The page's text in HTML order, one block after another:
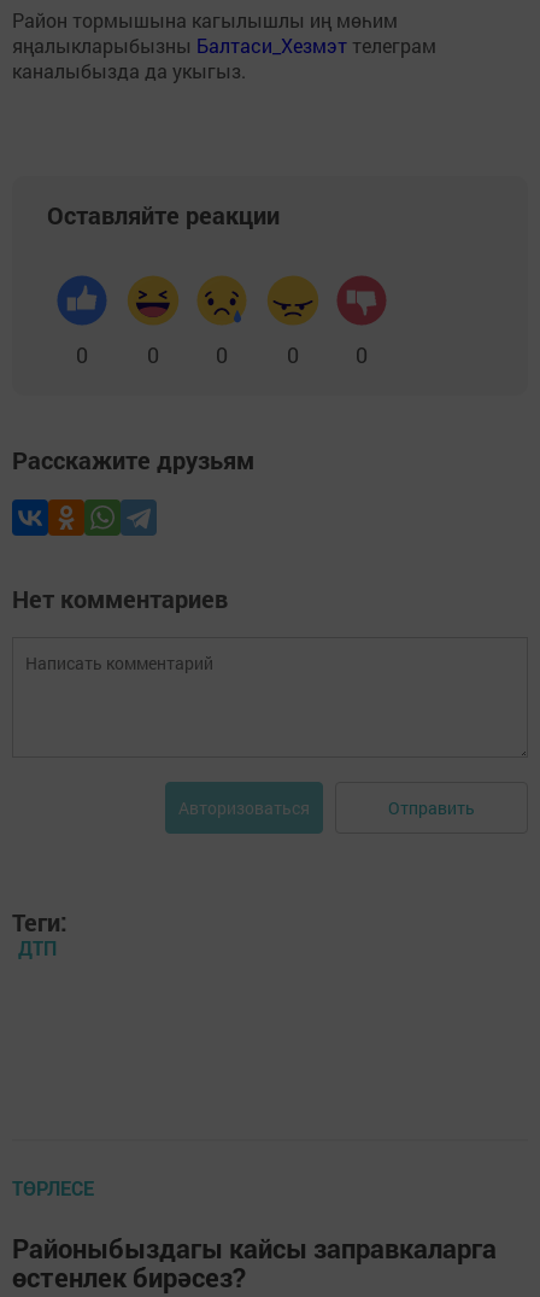
Район тормышына кагылышлы иң мөһим
яңалыкларыбызны Балтаси_Хезмэт телеграм
каналыбызда да укыгыз.
Оставляйте реакции
0 0 0 0 0
Расскажите друзьям
Нет комментариев
Авторизоваться Отправить
Теги:
ДТП
ТӨРЛЕСЕ
Районыбыздагы кайсы заправкаларга
өстенлек бирәсез?